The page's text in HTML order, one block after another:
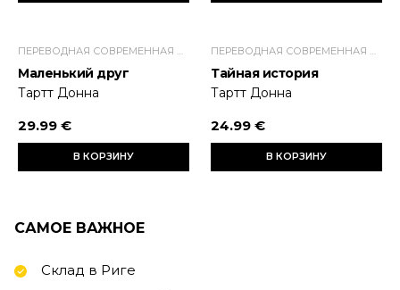
Маленький друг
Тартт Донна
29.99 €
В КОРЗИНУ
Тайная история
Тартт Донна
24.99 €
В КОРЗИНУ
САМОЕ ВАЖНОЕ
Склад в Риге